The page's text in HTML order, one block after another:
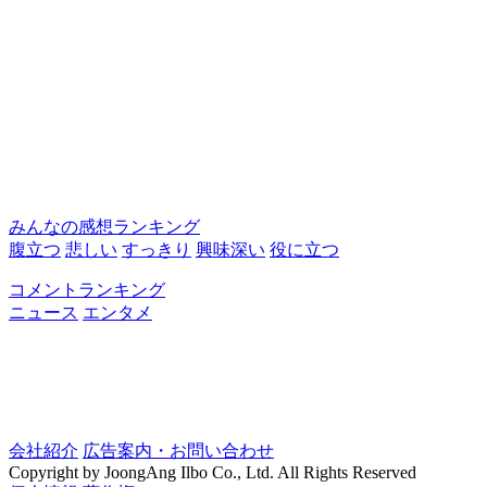
みんなの感想ランキング
腹立つ 悲しい すっきり 興味深い 役に立つ
コメントランキング
ニュース エンタメ
会社紹介 広告案内・お問い合わせ
Copyright by JoongAng Ilbo Co., Ltd. All Rights Reserved